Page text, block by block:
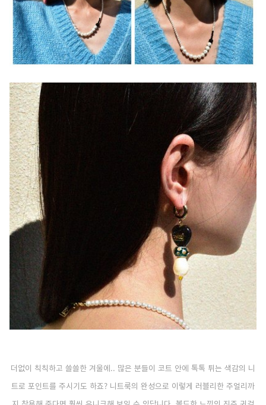
더없이 칙칙하고 쓸쓸한 겨울에.. 많은 분들이 코트 안에 톡톡 튀는 색감의 니
트로 포인트를 주시기도 하죠? 니트룩의 완성으로 이렇게 러블리한 주얼리까